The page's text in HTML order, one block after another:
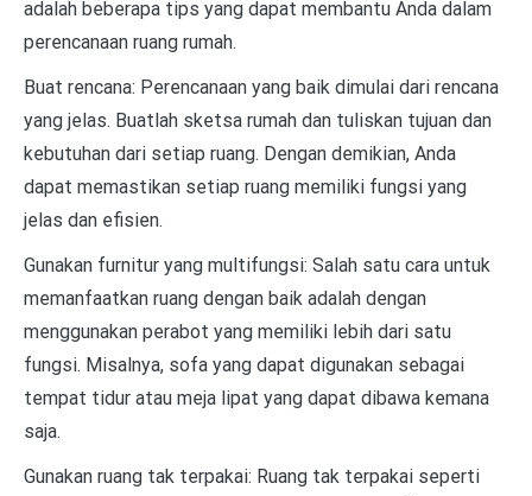
adalah beberapa tips yang dapat membantu Anda dalam
perencanaan ruang rumah.
Buat rencana: Perencanaan yang baik dimulai dari rencana
yang jelas. Buatlah sketsa rumah dan tuliskan tujuan dan
kebutuhan dari setiap ruang. Dengan demikian, Anda
dapat memastikan setiap ruang memiliki fungsi yang
jelas dan efisien.
Gunakan furnitur yang multifungsi: Salah satu cara untuk
memanfaatkan ruang dengan baik adalah dengan
menggunakan perabot yang memiliki lebih dari satu
fungsi. Misalnya, sofa yang dapat digunakan sebagai
tempat tidur atau meja lipat yang dapat dibawa kemana
saja.
Gunakan ruang tak terpakai: Ruang tak terpakai seperti